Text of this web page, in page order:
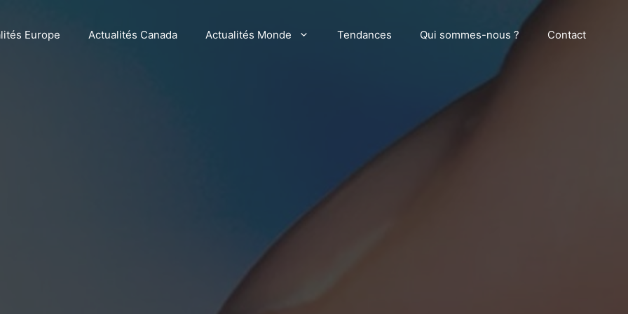
Europe Actualités Canada Actualités Monde Tendances Qui sommes-nous ? Contact